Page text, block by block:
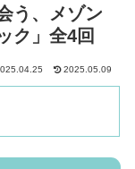
う、メゾン
ク」全4回
2025.05.09